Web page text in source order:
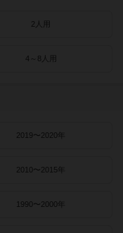
2人用
4～8人用
2019〜2020年
2010〜2015年
1990〜2000年